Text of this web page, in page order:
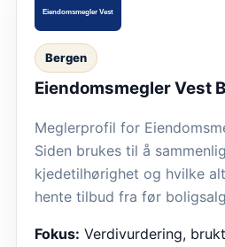
Bergen
Eiendomsmegler Vest
Meglerprofil for
Siden brukes til å
kjedetilhørighet og hvilke
hente tilbud fra før
Fokus: Verdivurdering,